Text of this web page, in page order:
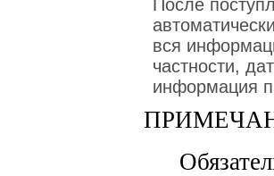
После
вся
частности,
информация